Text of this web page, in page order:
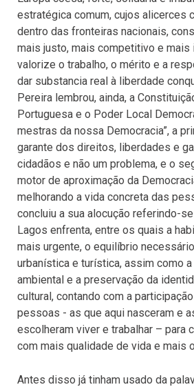
estratégica comum, cujos alicerces
dentro das fronteiras nacionais,
mais justo, mais competitivo e mais
valorize o trabalho, o mérito e a
dar substancia real à liberdade
Pereira lembrou, ainda, a
Portuguesa e o Poder Local
mestras da nossa Democracia”, a
garante dos direitos, liberdades e
cidadãos e não um problema, e o
motor de aproximação da
melhorando a vida concreta das
concluiu a sua alocução referindo-
Lagos enfrenta, entre os quais a
mais urgente, o equilíbrio
urbanística e turística, assim como
ambiental e a preservação da
cultural, contando com a
pessoas - as que aqui nasceram e
escolheram viver e trabalhar – para
com mais qualidade de vida e mais
Antes disso já tinham usado da